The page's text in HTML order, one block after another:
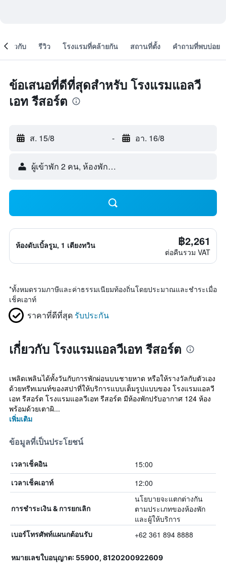
เกี่ยวกับ รีวิว โรงแรมที่คล้ายกัน สถานที่ตั้ง คำถามที่พบบ่อย
ข้อเสนอที่ดีที่สุดสำหรับ โรงแรมแอลวี
เอท รีสอร์ต
ส. 15/8 - อา. 16/8
ผู้เข้าพัก 2 คน, ห้องพัก 1 ห้อง
ห้องดับเบิ้ลรูม, 1 เตียงทวิน ฿2,261
ต่อคืนรวม VAT
*ทั้งหมดรวมภาษีและค่าธรรมเนียมท้องถิ่นโดยประมาณและชำระเมื่อ
เช็คเอาท์
ราคาที่ดีที่สุด รับประกัน
เกี่ยวกับ โรงแรมแอลวีเอท รีสอร์ต
เพลิดเพลินได้ทั้งวันกับการพักผ่อนบนชายหาด หรือให้รางวัลกับตัวเอง
ด้วยทรีทเมนท์ของสปาที่ให้บริการแบบเต็มรูปแบบของ โรงแรมแอลวี
เอท รีสอร์ต โรงแรมแอลวีเอท รีสอร์ต มีห้องพักปรับอากาศ 124 ห้อง
พร้อมด้วยเตาผิ...
เพิ่มเติม
ข้อมูลที่เป็นประโยชน์
เวลาเช็คอิน 15:00
เวลาเช็คเอาท์ 12:00
การชำระเงิน & การยกเลิก
นโยบายจะแตกต่างกัน
ตามประเภทของห้องพัก
และผู้ให้บริการ
เบอร์โทรศัพท์แผนกต้อนรับ +62 361 894 8888
หมายเลขใบอนุญาต: 55900, 8120200922609